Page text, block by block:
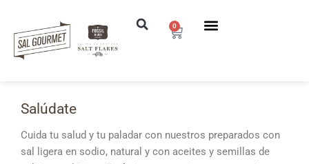
Saltar
al
0
Salúdate
Cuida tu salud y tu paladar con nuestros preparados con
sal ligera en sodio, natural y con aceites y semillas de